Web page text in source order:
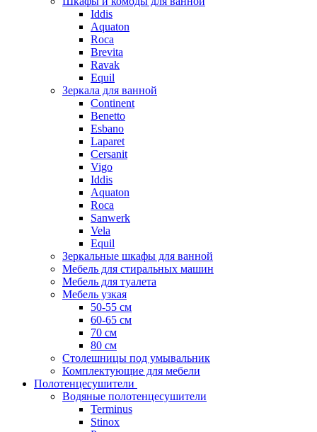
Iddis
Aquaton
Roca
Brevita
Ravak
Equil
Зеркала для ванной
Continent
Benetto
Esbano
Laparet
Cersanit
Vigo
Iddis
Aquaton
Roca
Sanwerk
Vela
Equil
Зеркальные шкафы для ванной
Мебель для стиральных машин
Мебель для туалета
Мебель узкая
50-55 см
60-65 см
70 см
80 см
Столешницы под умывальник
Комплектующие для мебели
Полотенцесушители
Водяные полотенцесушители
Terminus
Stinox